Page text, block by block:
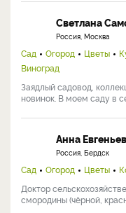
Светлана
Россия, Москва
Сад Огород Цветы
Виноград
Заядлый садовод,
новинок. В моем саду в
Анна
Россия, Бердск
Сад Огород Цветы
Доктор
смородины (чёрной,